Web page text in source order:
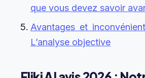
que vous devez savoir
Avantages et
L’analyse objective